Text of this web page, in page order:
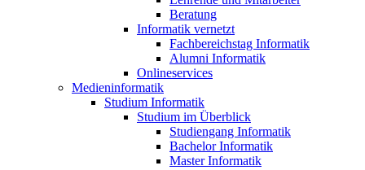
Beratung
Informatik vernetzt
Fachbereichstag Informatik
Alumni Informatik
Onlineservices
Medieninformatik
Studium Informatik
Studium im Überblick
Studiengang Informatik
Bachelor Informatik
Master Informatik